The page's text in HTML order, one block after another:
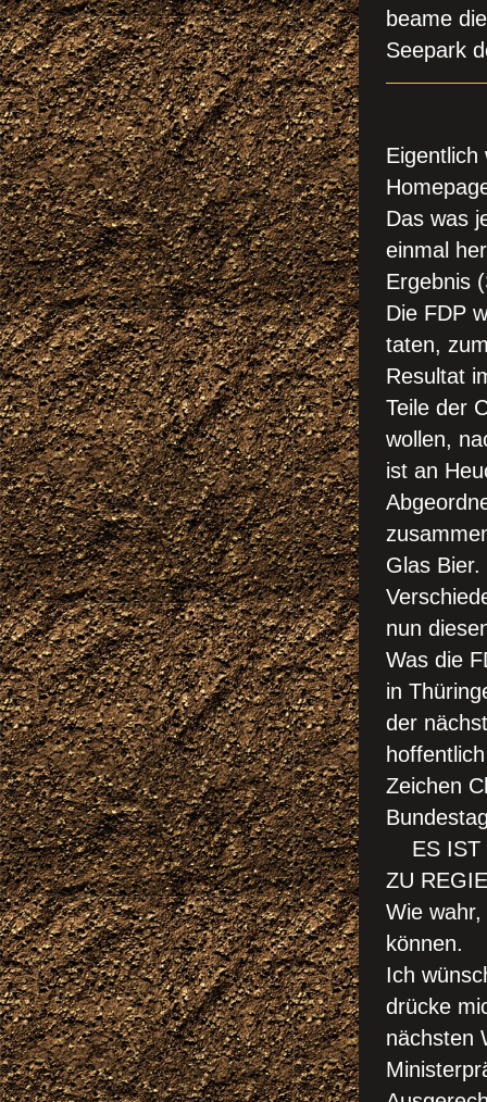
beame
Seepark
Eigentlich
Das was
einmal
Ergebnis
Die FDP
taten,
Resultat
Teile der
wollen,
ist an
Glas Bier.
nun
Was die
in
der
Zeichen
ES IST
ZU
Wie
können.
Ich
drücke
nächsten